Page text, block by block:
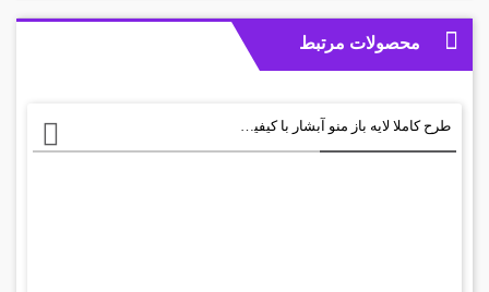
محصولات مرتبط